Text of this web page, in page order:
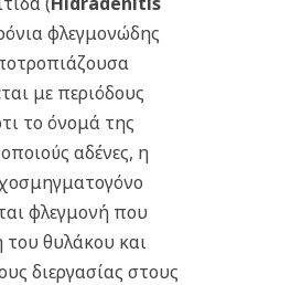
φλεγμονώδης
με περιόδους
το όνομά της
αδένες, η
φλεγμονή που
του θυλάκου και
διεργασίας στους